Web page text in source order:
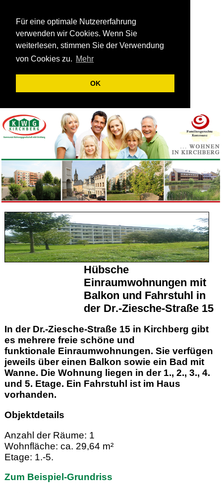
Für eine optimale Nutzererfahrung
verwenden wir Cookies. Wenn Sie
weiterlesen, stimmen Sie der Verwendung
von Cookies zu. Mehr
OK
Hübsche
Einraumwohnungen mit
Balkon und Fahrstuhl in
der Dr.-Ziesche-Straße 15
In der Dr.-Ziesche-Straße 15 in Kirchberg gibt
es mehrere freie schöne und
funktionale Einraumwohnungen. Sie verfügen
jeweils über einen Balkon sowie ein Bad mit
Wanne. Die Wohnung liegen in der 1., 2., 3., 4.
und 5. Etage. Ein Fahrstuhl ist im Haus
vorhanden.
Objektdetails
Anzahl der Räume: 1
Wohnfläche: ca. 29,64 m²
Etage: 1.-5.
Zum Beispiel-Grundriss